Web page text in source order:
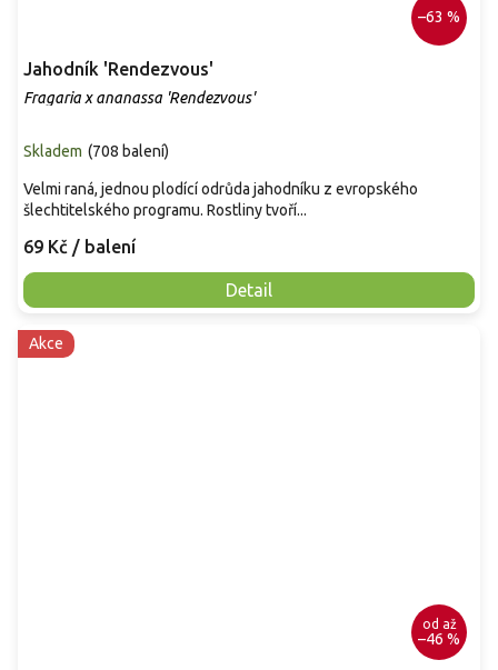
–63 %
Jahodník 'Rendezvous'
Fragaria x ananassa 'Rendezvous'
Skladem (708 balení)
69 Kč / balení
Detail
Velmi raná, jednou plodící odrůda jahodníku z evropského
šlechtitelského programu. Rostliny tvoří...
Akce
od až
–46 %